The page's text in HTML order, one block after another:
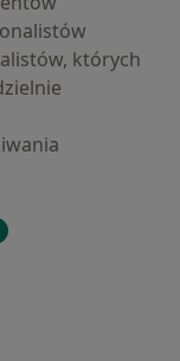
których